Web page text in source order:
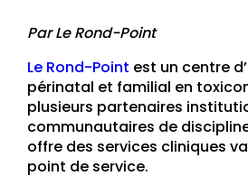
Par Le Rond-Point
Le Rond-Point est un centre
périnatal et familial en
plusieurs partenaires
communautaires de
offre des services cliniques
point de service.